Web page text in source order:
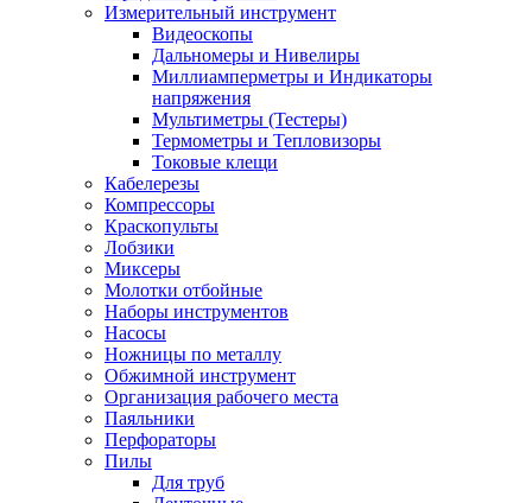
Измерительный инструмент
Видеоскопы
Дальномеры и Нивелиры
Миллиамперметры и Индикаторы
напряжения
Мультиметры (Тестеры)
Термометры и Тепловизоры
Токовые клещи
Кабелерезы
Компрессоры
Краскопульты
Лобзики
Миксеры
Молотки отбойные
Наборы инструментов
Насосы
Ножницы по металлу
Обжимной инструмент
Организация рабочего места
Паяльники
Перфораторы
Пилы
Для труб